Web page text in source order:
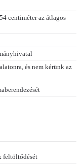
centiméter az átlagos
és nem kérünk az
feltöltődését